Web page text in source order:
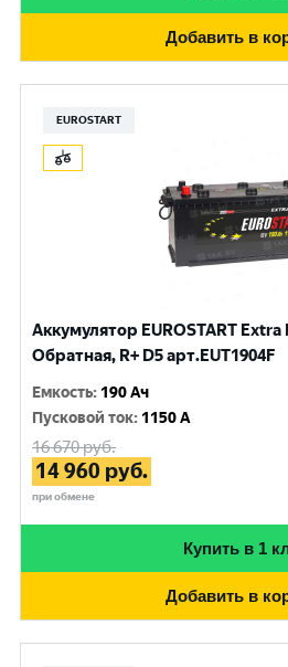
Добавить в
EUROSTART
Аккумулятор EUROSTART Extra
Обратная, R+ D5 арт.EUT1904F
Емкость: 190 Ач
Пусковой ток: 1150 A
16 670руб.
14 960 руб.
при обмене
Купить в 1
Добавить в